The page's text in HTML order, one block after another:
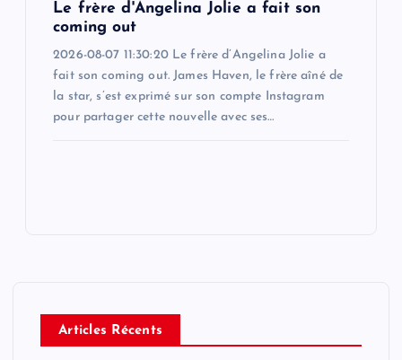
Le frère d'Angelina Jolie a fait son
coming out
2026-08-07 11:30:20 Le frère d’Angelina Jolie a
fait son coming out. James Haven, le frère aîné de
la star, s’est exprimé sur son compte Instagram
pour partager cette nouvelle avec ses…
Articles Récents